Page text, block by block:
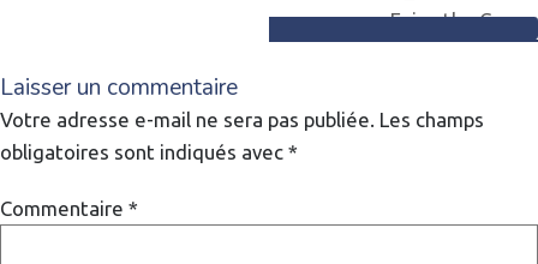
Enjoy the Game
Laisser un commentaire
Votre adresse e-mail ne sera pas publiée. Les champs
obligatoires sont indiqués avec *
Commentaire *